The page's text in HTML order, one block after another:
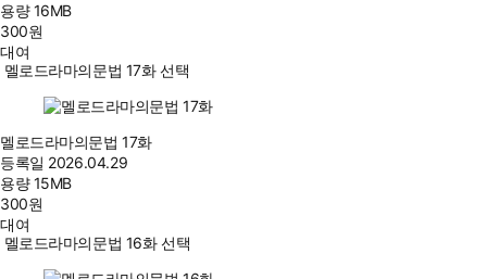
용량16MB
300원
대여
멜로드라마의문법 17화 선택
멜로드라마의문법 17화
등록일 2026.04.29
용량15MB
300원
대여
멜로드라마의문법 16화 선택